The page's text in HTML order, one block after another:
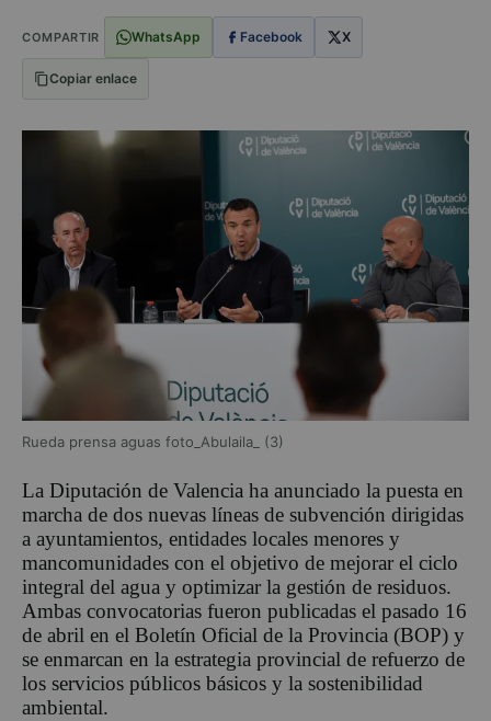
COMPARTIR WhatsApp Facebook X
Copiar enlace
Rueda prensa aguas foto_Abulaila_ (3)
La Diputación de Valencia ha anunciado la puesta en
marcha de dos nuevas líneas de subvención dirigidas
a ayuntamientos, entidades locales menores y
mancomunidades con el objetivo de mejorar el ciclo
integral del agua y optimizar la gestión de residuos.
Ambas convocatorias fueron publicadas el pasado 16
de abril en el Boletín Oficial de la Provincia (BOP) y
se enmarcan en la estrategia provincial de refuerzo de
los servicios públicos básicos y la sostenibilidad
ambiental.